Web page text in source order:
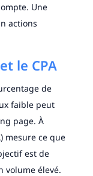
Une
actions
le CPA
de
faible peut
page. À
mesure ce que
est de
volume élevé.